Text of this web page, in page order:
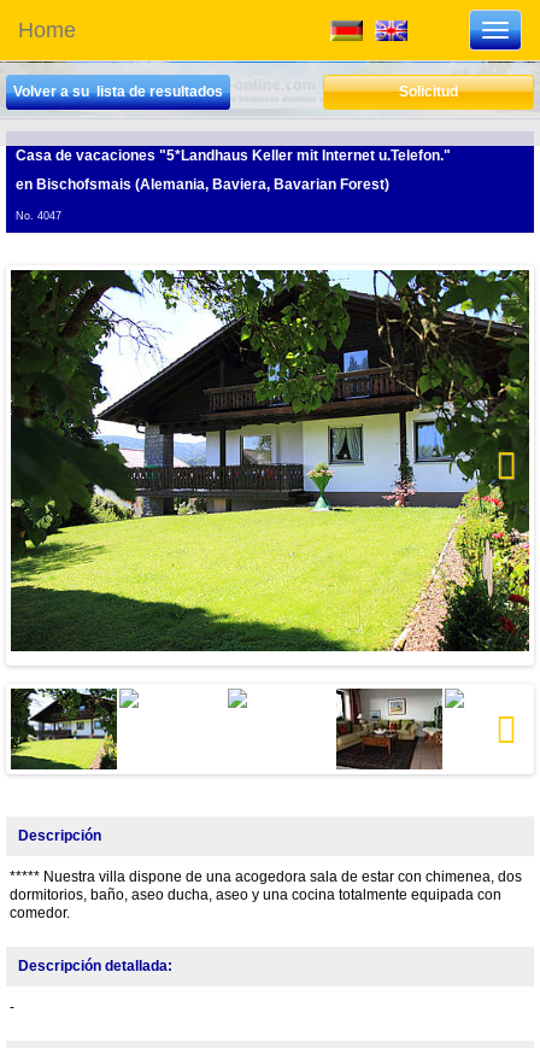
Home
Casa de vacaciones "5*Landhaus Keller mit Internet u.Telefon."
en Bischofsmais (Alemania, Baviera, Bavarian Forest)
No. 4047
Volver a su lista de resultados Solicitud
Next
Descripción
***** Nuestra villa dispone de una acogedora sala de estar con chimenea, dos
dormitorios, baño, aseo ducha, aseo y una cocina totalmente equipada con
comedor.
Descripción detallada:
-